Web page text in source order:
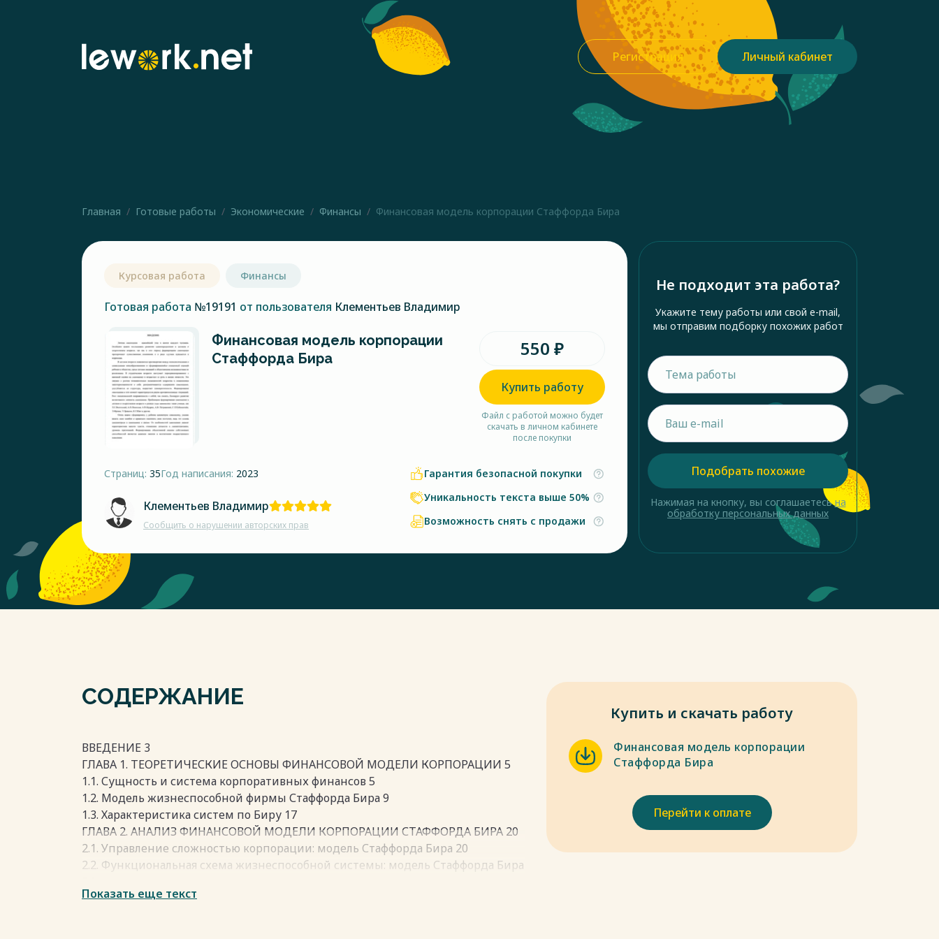
Регистрация Личный кабинет
Главная Готовые работы Экономические Финансы Финансовая модель корпорации Стаффорда Бира
Курсовая работа Финансы
Готовая работа №19191 от пользователя Клементьев Владимир
Финансовая модель корпорации
Стаффорда Бира
550 ₽
Купить работу
Файл с работой можно будет
скачать в личном кабинете
после покупки
Страниц: 35Год написания: 2023
Клементьев Владимир
Сообщить о нарушении авторских прав
Гарантия безопасной покупки
Уникальность текста выше 50%
Возможность снять с продажи
Не подходит эта работа?
Укажите тему работы или свой e-mail,
мы отправим подборку похожих работ
Подобрать похожие
Нажимая на кнопку, вы соглашаетесьна
обработку персональных данных
СОДЕРЖАНИЕ
ВВЕДЕНИЕ 3
ГЛАВА 1. ТЕОРЕТИЧЕСКИЕ ОСНОВЫ ФИНАНСОВОЙ МОДЕЛИ КОРПОРАЦИИ 5
1.1. Сущность и система корпоративных финансов 5
1.2. Модель жизнеспособной фирмы Стаффорда Бира 9
1.3. Характеристика систем по Биру 17
ГЛАВА 2. АНАЛИЗ ФИНАНСОВОЙ МОДЕЛИ КОРПОРАЦИИ СТАФФОРДА БИРА 20
2.1. Управление сложностью корпорации: модель Стаффорда Бира 20
2.2. Функциональная схема жизнеспособной системы: модель Стаффорда Бира
2.3. Конкурентоспособность в рамках модели жизнеспособной системы
Показать еще текст
Купить и скачать работу
Финансовая модель корпорации
Стаффорда Бира
Перейти к оплате